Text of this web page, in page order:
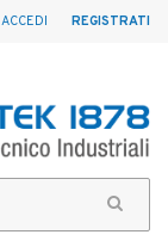
REGISTRATI
ACCEDI